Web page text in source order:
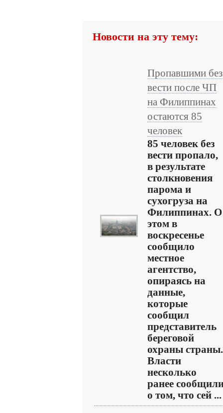
Новости на эту тему:
Пропавшими без
вести после ЧП
на Филиппинах
остаются 85
человек
85 человек без
вести пропало,
в результате
столкновения
парома и
сухогруза на
Филиппинах. О
этом в
воскресенье
сообщило
местное
агентство,
опираясь на
данные,
которые
сообщил
представитель
береговой
охраны страны.
Власти
несколько
ранее
о том, что сей ...